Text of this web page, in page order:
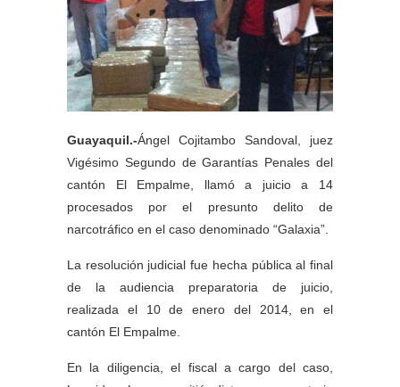
Guayaquil.-Ángel Cojitambo Sandoval, juez
Vigésimo Segundo de Garantías Penales del
cantón El Empalme, llamó a juicio a 14
procesados por el presunto delito de
narcotráfico en el caso denominado “Galaxia”.
La resolución judicial fue hecha pública al final
de la audiencia preparatoria de juicio,
realizada el 10 de enero del 2014, en el
cantón El Empalme.
En la diligencia, el fiscal a cargo del caso,